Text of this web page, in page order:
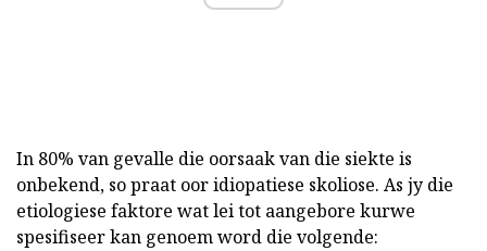
In 80% van gevalle die oorsaak van die siekte is
onbekend, so praat oor idiopatiese skoliose. As jy die
etiologiese faktore wat lei tot aangebore kurwe
spesifiseer kan genoem word die volgende: